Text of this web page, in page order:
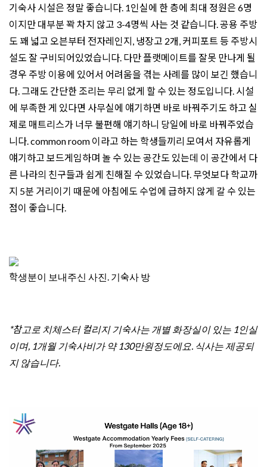
기숙사 시설은 정말 좋습니다. 1인실에 한 층에 최대 정원은 6명
이지만 대부분 꽉 차지 않고 3-4명씩 사는 것 같습니다. 공용 주방
도 꽤 넓고 오븐부터 전자레인지, 냉장고 2개, 커피포트 등 주방시
설도 잘 구비되어있었습니다. 다만 플랫메이트를 잘못 만나게 될
경우 주방 이용에 있어서 어려움을 겪는 사례를 많이 보긴 했습니
다. 그래도 간단한 조리는 무리 없게 할 수 있는 정도입니다. 시설
에 부족한 게 있다면 사무실에 얘기하면 바로 바꿔주기도 하고 실
제로 매트리스가 너무 불편해 얘기하니 당일에 바로 바꿔주었습
니다. common room 이라고 하는 학생들끼리 모여서 자유롭게
얘기하고 보드게임하며 놀 수 있는 공간도 있는데 이 공간에서 다
른 나라의 친구들과 쉽게 친해질 수 있었습니다. 무엇보다 학교까
지 5분 거리이기 때문에 아침에도 수업에 급하지 않게 갈 수 있는
점이 좋습니다.
학생분이 보내주신 사진. 기숙사 방
*참고로 치체스터 컬리지 기숙사는 개별 화장실이 있는 1인실
이며, 1개월 기숙사비가 약 130만원정도에요. 식사는 제공되
지 않습니다.